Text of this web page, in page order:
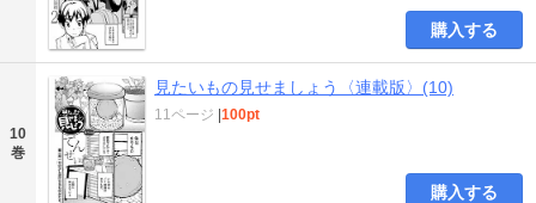
購入する
10
巻
見たいもの見せましょう〈連載版〉(10)
11ページ |100pt
購入する